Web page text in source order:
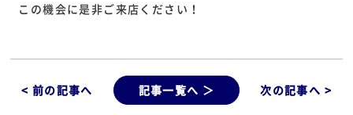
この機会に是非ご来店ください！
< 前の記事へ 記事一覧へ ＞ 次の記事へ >